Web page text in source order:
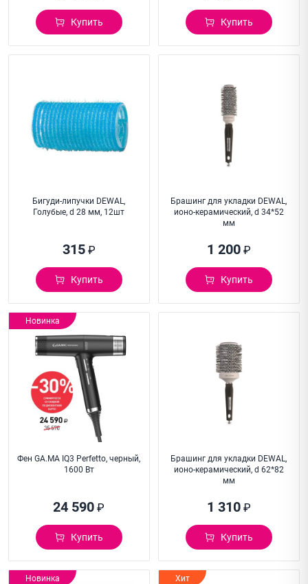
Купить Купить
Бигуди-липучки DEWAL,
Голубые, d 28 мм, 12шт
315₽
Купить
Брашинг для укладки DEWAL,
ионо-керамический, d 34*52
мм
1 200₽
Купить
Новинка
Фен GA.MA IQ3 Perfetto, черный,
1600 Вт
24 590 ₽
Купить
Брашинг для укладки DEWAL,
ионо-керамический, d 62*82
мм
1 310₽
Купить
Новинка Хит